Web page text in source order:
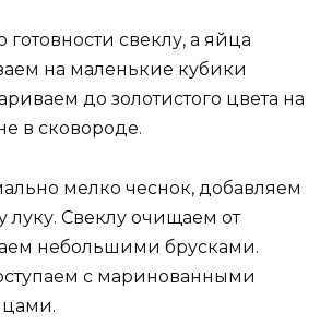
свеклу, а яйца
на маленькие кубики
до золотистого цвета на
в сковороде.
мелко чеснок, добавляем
луку. Свеклу очищаем от
небольшими брусками.
с маринованными